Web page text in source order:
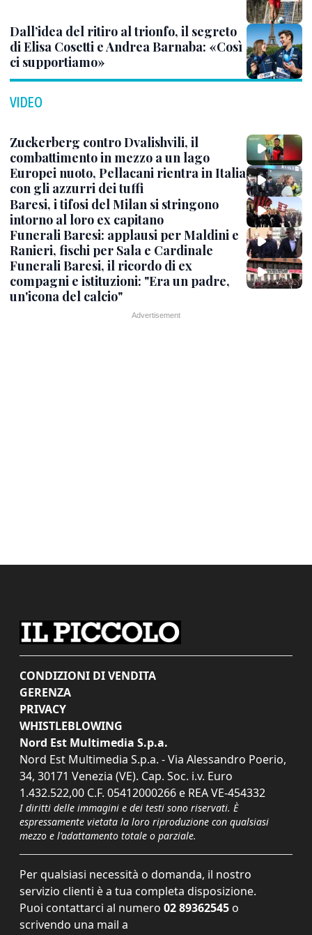
Dall’idea del ritiro al trionfo, il segreto
di Elisa Cosetti e Andrea Barnaba: «Così
ci supportiamo»
VIDEO
Zuckerberg contro Dvalishvili, il
combattimento in mezzo a un lago
Europei nuoto, Pellacani rientra in Italia
con gli azzurri dei tuffi
Baresi, i tifosi del Milan si stringono
intorno al loro ex capitano
Funerali Baresi: applausi per Maldini e
Ranieri, fischi per Sala e Cardinale
Funerali Baresi, il ricordo di ex
compagni e istituzioni: "Era un padre,
un'icona del calcio"
CONDIZIONI DI VENDITA
GERENZA
PRIVACY
WHISTLEBLOWING
Nord Est Multimedia S.p.a.
Nord Est Multimedia S.p.a. - Via Alessandro Poerio,
34, 30171 Venezia (VE). Cap. Soc. i.v. Euro
1.432.522,00 C.F. 05412000266 e REA VE-454332
I diritti delle immagini e dei testi sono riservati. È
espressamente vietata la loro riproduzione con qualsiasi
mezzo e l'adattamento totale o parziale.
Per qualsiasi necessità o domanda, il nostro
servizio clienti è a tua completa disposizione.
Puoi contattarci al numero 02 89362545 o
scrivendo una mail a